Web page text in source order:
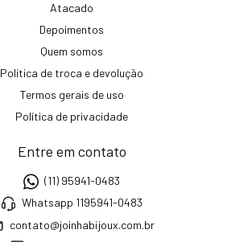
Atacado
Depoimentos
Quem somos
Política de troca e devolução
Termos gerais de uso
Política de privacidade
Entre em contato
(11) 95941-0483
Whatsapp 1195941-0483
contato@joinhabijoux.com.br